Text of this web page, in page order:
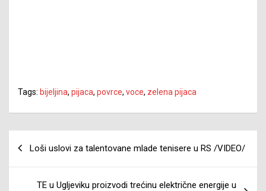
Tags: bijeljina, pijaca, povrce, voce, zelena pijaca
Loši uslovi za talentovane mlade tenisere u RS /VIDEO/
TE u Ugljeviku proizvodi trećinu električne energije u